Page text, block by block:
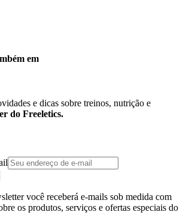
em
e dicas sobre treinos, nutrição e
do Freeletics.
você receberá e-mails sob medida com
os produtos, serviços e ofertas especiais do